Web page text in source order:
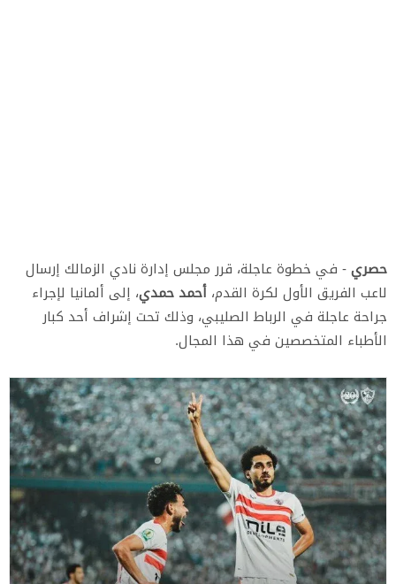
حصري- في خطوة عاجلة، قرر مجلس إدارة نادي الزمالك إرسال
لاعب الفريق الأول لكرة القدم، أحمد حمدي، إلى ألمانيا لإجراء
جراحة عاجلة في الرباط الصليبي، وذلك تحت إشراف أحد كبار
الأطباء المتخصصين في هذا المجال.